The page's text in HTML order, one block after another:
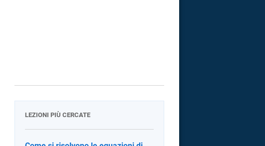
LEZIONI PIÙ CERCATE